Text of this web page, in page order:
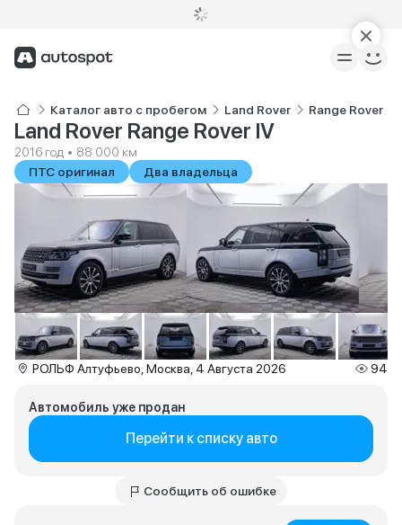
Каталог авто с пробегом Land Rover Range Rover
Land Rover Range Rover IV
2016 год • 88 000 км
ПТС оригинал
Два владельца
РОЛЬФ Алтуфьево, Москва, 4 Августа 2026 94
Автомобиль уже продан
Перейти к списку авто
Сообщить об ошибке